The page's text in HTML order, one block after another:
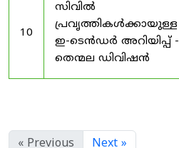
10
സിവിൽ
പ്രവൃത്തികൾക്കായുള്ള
ഇ-ടെൻഡർ അറിയിപ്പ് -
തെന്മല ഡിവിഷൻ
« Previous Next »